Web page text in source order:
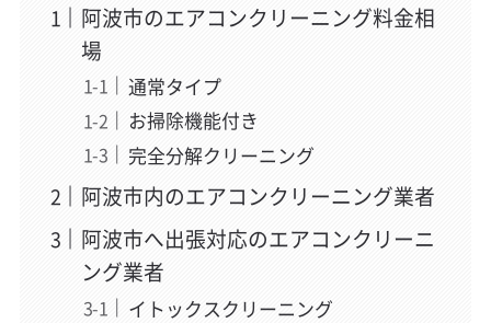
阿波市のエアコンクリーニング料金相
場
通常タイプ
お掃除機能付き
完全分解クリーニング
阿波市内のエアコンクリーニング業者
阿波市へ出張対応のエアコンクリーニ
ング業者
イトックスクリーニング